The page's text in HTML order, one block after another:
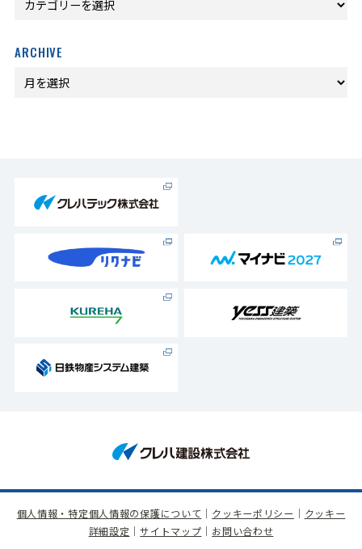
ARCHIVE
個人情報・特定個人情報の保護について ｜ クッキーポリシー ｜ クッキー
詳細設定 ｜サイトマップ ｜ お問い合わせ